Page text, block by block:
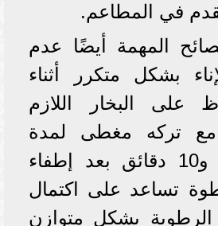
في المطاعم.
المهمة أيضًا عدم
بشكل متكرر أثناء
على البخار اللازم
مع تركه مغطى لمدة
تتراوح بين 5 و10 دقائق بعد إطفاء
تساعد على اكتمال
الرطوبة بشكل متوازن